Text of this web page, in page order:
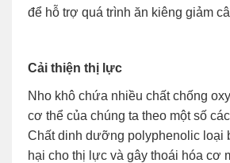
để hỗ trợ quá trình ăn kiêng giảm
Cải thiện thị lực
Nho khô chứa nhiều chất chống
cơ thể của chúng ta theo một số
Chất dinh dưỡng polyphenolic loại
hại cho thị lực và gây thoái hóa cơ